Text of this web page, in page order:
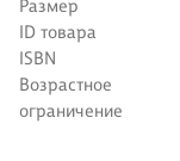
Размер
ID товара
ISBN
Возрастное
ограничение